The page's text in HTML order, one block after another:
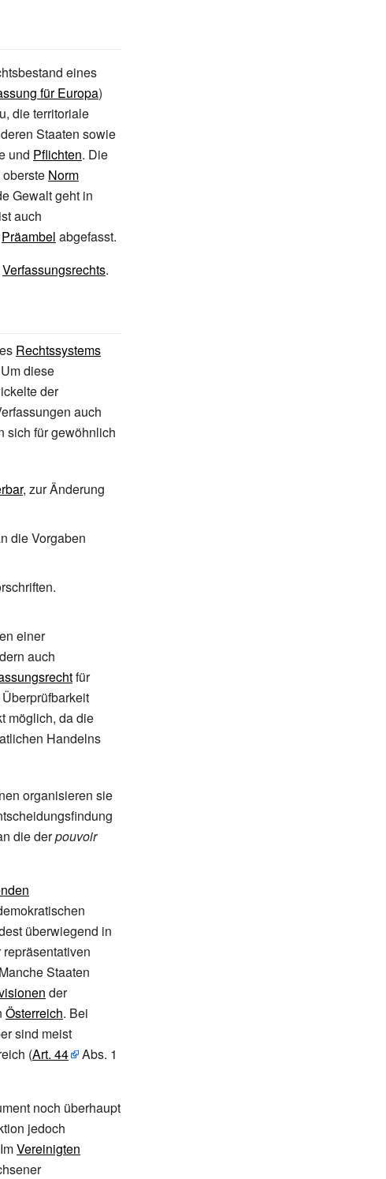
eines
für Europa)
die territoriale
Staaten sowie
und Pflichten. Die
Norm
Gewalt geht in
auch
Präambel abgefasst.
Verfassungsrechts.
Rechtssystems
diese
der
auch
sich für gewöhnlich
, zur Änderung
die Vorgaben
einer
auch
für
möglich, da die
Handelns
organisieren sie
die derpouvoir
überwiegend in
Staaten
der
Österreich. Bei
sind meist
(Art. 44 Abs. 1
noch überhaupt
jedoch
ImVereinigten